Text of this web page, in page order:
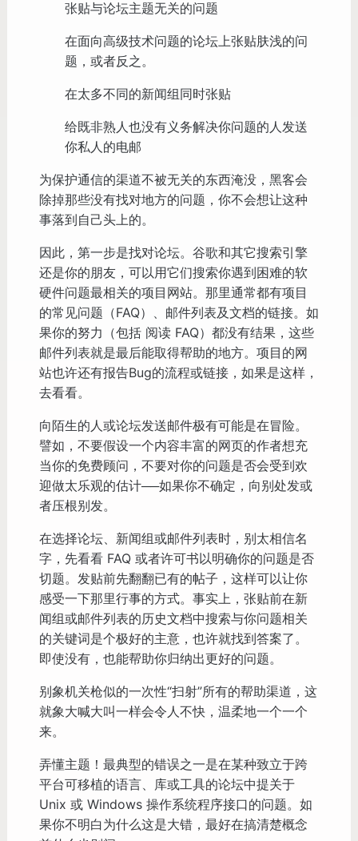
张贴与论坛主题无关的问题
在面向高级技术问题的论坛上张贴肤浅的问
题，或者反之。
在太多不同的新闻组同时张贴
给既非熟人也没有义务解决你问题的人发送
你私人的电邮
为保护通信的渠道不被无关的东西淹没，黑客会
除掉那些没有找对地方的问题，你不会想让这种
事落到自己头上的。
因此，第一步是找对论坛。谷歌和其它搜索引擎
还是你的朋友，可以用它们搜索你遇到困难的软
硬件问题最相关的项目网站。那里通常都有项目
的常见问题（FAQ）、邮件列表及文档的链接。如
果你的努力（包括 阅读 FAQ）都没有结果，这些
邮件列表就是最后能取得帮助的地方。项目的网
站也许还有报告Bug的流程或链接，如果是这样，
去看看。
向陌生的人或论坛发送邮件极有可能是在冒险。
譬如，不要假设一个内容丰富的网页的作者想充
当你的免费顾问，不要对你的问题是否会受到欢
迎做太乐观的估计──如果你不确定，向别处发或
者压根别发。
在选择论坛、新闻组或邮件列表时，别太相信名
字，先看看 FAQ 或者许可书以明确你的问题是否
切题。发贴前先翻翻已有的帖子，这样可以让你
感受一下那里行事的方式。事实上，张贴前在新
闻组或邮件列表的历史文档中搜索与你问题相关
的关键词是个极好的主意，也许就找到答案了。
即使没有，也能帮助你归纳出更好的问题。
别象机关枪似的一次性“扫射”所有的帮助渠道，这
就象大喊大叫一样会令人不快，温柔地一个一个
来。
弄懂主题！最典型的错误之一是在某种致立于跨
平台可移植的语言、库或工具的论坛中提关于
Unix 或 Windows 操作系统程序接口的问题。如
果你不明白为什么这是大错，最好在搞清楚概念